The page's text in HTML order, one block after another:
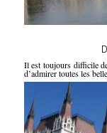
Il est toujours difficile
d’admirer toutes les